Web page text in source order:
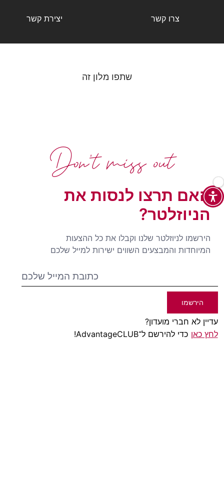
צרו קשר יצירת קשר
שתפו מלון זה
האם תרצו לנסות את
הניוזלטר?
הירשמו לניוזלטר שלנו וקבלו את כל ההצעות
המיוחדות והמבצעים השווים ישירות למייל שלכם
הירשמו
עדיין לא חברי מועדון?
לחץ כאן כדי להירשם ל־AdvantageCLUB!
Don't miss out